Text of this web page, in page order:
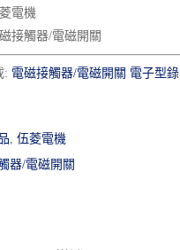
電機
接觸器/電磁開關
: 電磁接觸器/電磁開關 電子型錄
, 伍菱電機
器/電磁開關